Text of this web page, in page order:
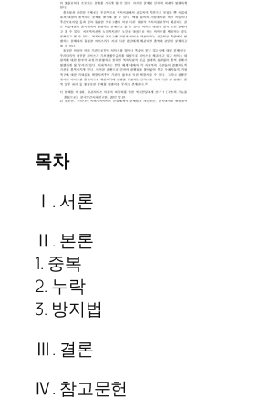
목차
Ⅰ. 서론
Ⅱ. 본론
1. 중복
2. 누락
3. 방지법
Ⅲ. 결론
Ⅳ. 참고문헌